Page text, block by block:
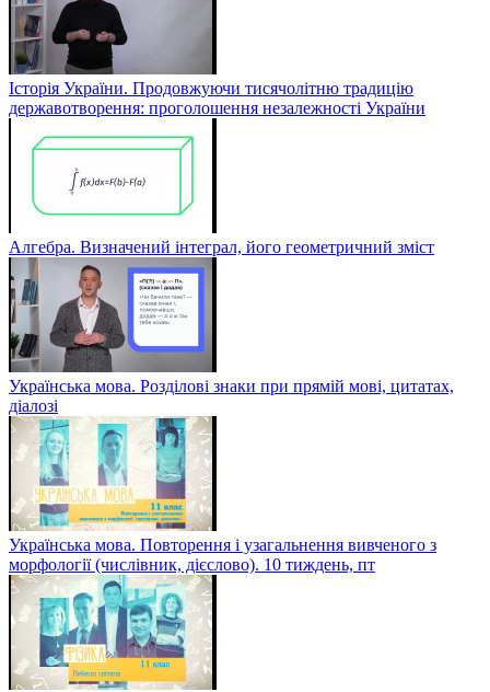
Історія України. Продовжуючи тисячолітню традицію
державотворення: проголошення незалежності України
Алгебра. Визначений інтеграл, його геометричний зміст
Українська мова. Розділові знаки при прямій мові, цитатах,
діалозі
Українська мова. Повторення і узагальнення вивченого з
морфології (числівник, дієслово). 10 тиждень, пт